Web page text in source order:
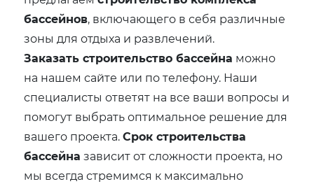
бассейнов, включающего в себя различные
зоны для отдыха и развлечений.
Заказать строительство бассейна можно
на нашем сайте или по телефону. Наши
специалисты ответят на все ваши вопросы и
помогут выбрать оптимальное решение для
вашего проекта.Срок строительства
бассейна зависит от сложности проекта, но
мы всегда стремимся к максимально